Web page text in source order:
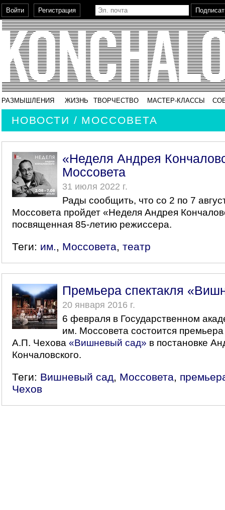
РАЗМЫШЛЕНИЯ ЖИЗНЬ ТВОРЧЕСТВО МАСТЕР-КЛАССЫ
НОВОСТИ / МОССОВЕТА
«Неделя Андрея
Моссовета
31 июля 2022 г.
Рады сообщить, что со 2 по 7
Моссовета пройдет «Неделя Андрея
посвященная 85-летию режиссера.
Теги: им., Моссовета, театр
Премьера спектакля
20 января 2016 г.
6 февраля в Государственном
им. Моссовета состоится премьера
А.П. Чехова «Вишневый сад» в постановке
Кончаловского.
Теги: Вишневый сад, Моссовета,
Чехов